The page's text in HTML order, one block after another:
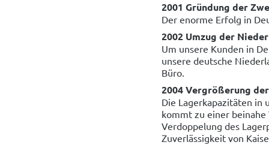
2001 Gründung der
Der enorme Erfolg in
2002 Umzug der
Um unsere Kunden in
unsere deutsche
Büro.
2004 Vergrößerung
Die Lagerkapazitäten in
kommt zu einer
Verdoppelung des
Zuverlässigkeit von